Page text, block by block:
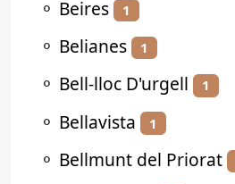
⚬ Beires 1
⚬ Belianes 1
⚬ Bell-lloc D'urgell 1
⚬ Bellavista 1
⚬ Bellmunt del Priorat